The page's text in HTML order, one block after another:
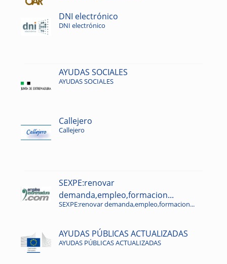
DNI electrónico
DNI electrónico
AYUDAS SOCIALES
AYUDAS SOCIALES
Callejero
Callejero
SEXPE:renovar
demanda,empleo,formacion...
SEXPE:renovar demanda,empleo,formacion...
AYUDAS PÚBLICAS ACTUALIZADAS
AYUDAS PÚBLICAS ACTUALIZADAS